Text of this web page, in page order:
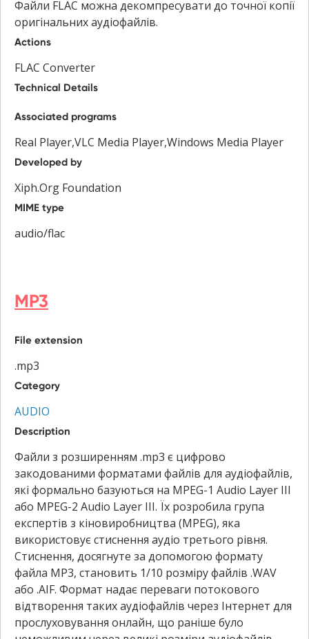
Файли FLAC можна декомпресувати до точної копії
оригінальних аудіофайлів.
Actions
FLAC Converter
Technical Details
Associated programs
Real Player,VLC Media Player,Windows Media Player
Developed by
Xiph.Org Foundation
MIME type
audio/flac
MP3
File extension
.mp3
Category
AUDIO
Description
Файли з розширенням .mp3 є цифрово
закодованими форматами файлів для аудіофайлів,
які формально базуються на MPEG-1 Audio Layer III
або MPEG-2 Audio Layer III. Їх розробила група
експертів з кіновиробництва (MPEG), яка
використовує стиснення аудіо третього рівня.
Стиснення, досягнуте за допомогою формату
файла MP3, становить 1/10 розміру файлів .WAV
або .AIF. Формат надає переваги потокового
відтворення таких аудіофайлів через Інтернет для
прослуховування онлайн, що раніше було